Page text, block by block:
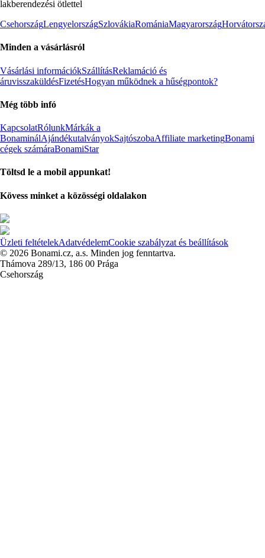
lakberendezési ötlettel
CsehországLengyelországSzlovákiaRomániaMagyarország
Minden a vásárlásról
Vásárlási információkSzállításReklamáció és
áruvisszaküldésFizetésHogyan működnek a hűségpontok?
Még több infó
KapcsolatRólunkMárkák a
BonaminálAjándékutalványokSajtószobaAffiliate marketingBonami
cégek számáraBonamiStar
Töltsd le a mobil appunkat!
Kövess minket a közösségi oldalakon
Üzleti feltételekAdatvédelemCookie szabályzat és beállítások
© 2026 Bonami.cz, a.s. Minden jog fenntartva.
Thámova 289/13, 186 00 Prága
Csehország